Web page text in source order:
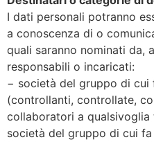
I dati personali potranno
a conoscenza di o
quali saranno nominati da,
responsabili o incaricati:
− società del gruppo di
(controllanti, controllate,
collaboratori a
società del gruppo di cui